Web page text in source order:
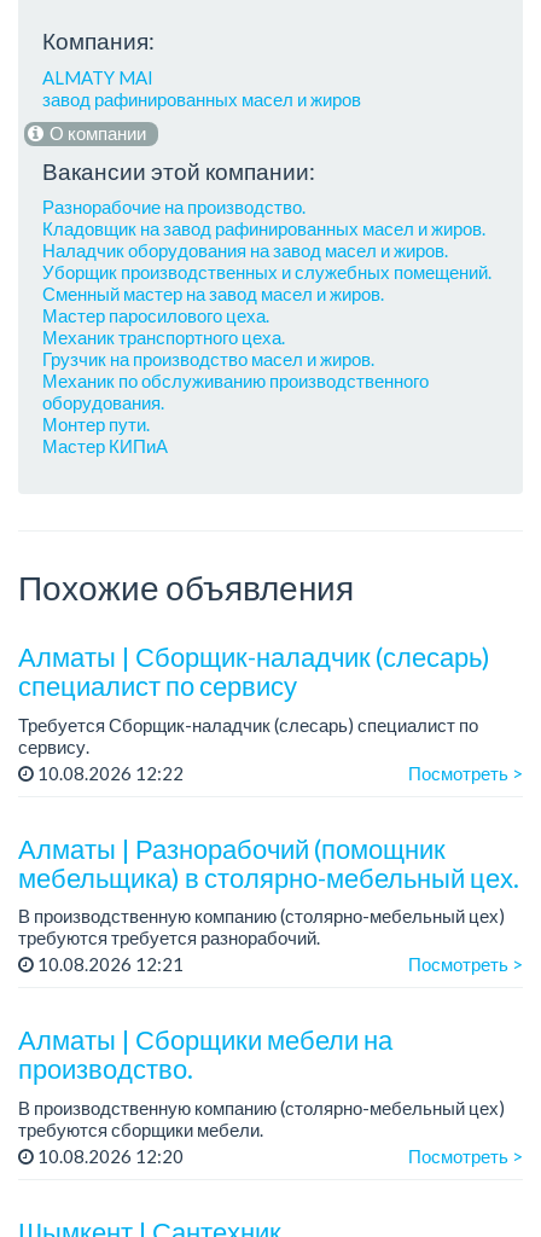
Компания:
ALMATY MAI
завод рафинированных масел и жиров
О компании
Вакансии этой компании:
Разнорабочие на производство.
Кладовщик на завод рафинированных масел и жиров.
Наладчик оборудования на завод масел и жиров.
Уборщик производственных и служебных помещений.
Сменный мастер на завод масел и жиров.
Мастер паросилового цеха.
Механик транспортного цеха.
Грузчик на производство масел и жиров.
Механик по обслуживанию производственного
оборудования.
Монтер пути.
Мастер КИПиА
Похожие объявления
Алматы | Сборщик-наладчик (слесарь)
специалист по сервису
Требуется Сборщик-наладчик (слесарь) специалист по
сервису.
График работы: с 08.30 до 17.30.
10.08.2026 12:22 Посмотреть >
Алматы | Разнорабочий (помощник
мебельщика) в столярно-мебельный цех.
В производственную компанию (столярно-мебельный цех)
требуются требуется разнорабочий.
График работы: 5/2.
10.08.2026 12:21 Посмотреть >
Алматы | Сборщики мебели на
производство.
В производственную компанию (столярно-мебельный цех)
требуются сборщики мебели.
График работы: 5/2, с 08.00 до 18.00.
10.08.2026 12:20 Посмотреть >